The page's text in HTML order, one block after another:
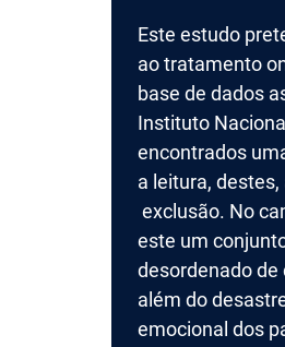
Este estudo
ao tratamento
base de dados
Instituto
encontrados
a leitura,
exclusão. No
este um
desordenado de
além do
emocional dos